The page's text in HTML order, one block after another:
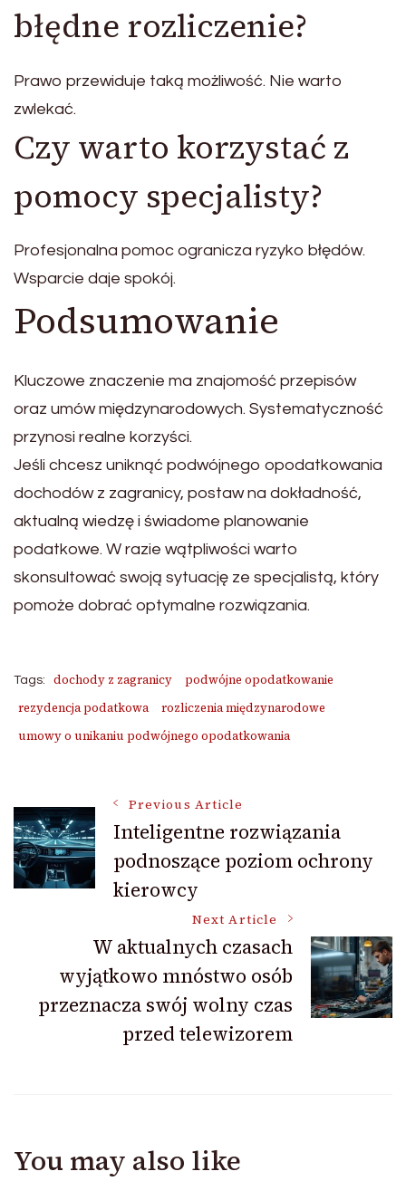
błędne rozliczenie?
Prawo przewiduje taką możliwość. Nie warto
zwlekać.
Czy warto korzystać z
pomocy specjalisty?
Profesjonalna pomoc ogranicza ryzyko błędów.
Wsparcie daje spokój.
Podsumowanie
Kluczowe znaczenie ma znajomość przepisów
oraz umów międzynarodowych. Systematyczność
przynosi realne korzyści.
Jeśli chcesz uniknąć podwójnego opodatkowania
dochodów z zagranicy, postaw na dokładność,
aktualną wiedzę i świadome planowanie
podatkowe. W razie wątpliwości warto
skonsultować swoją sytuację ze specjalistą, który
pomoże dobrać optymalne rozwiązania.
Tags: dochody z zagranicy
podwójne opodatkowanie
rezydencja podatkowa
rozliczenia międzynarodowe
umowy o unikaniu podwójnego opodatkowania
Post
Navigation
Previous Article
Inteligentne rozwiązania
podnoszące poziom ochrony
kierowcy
Next Article
W aktualnych czasach
wyjątkowo mnóstwo osób
przeznacza swój wolny czas
przed telewizorem
You may also like